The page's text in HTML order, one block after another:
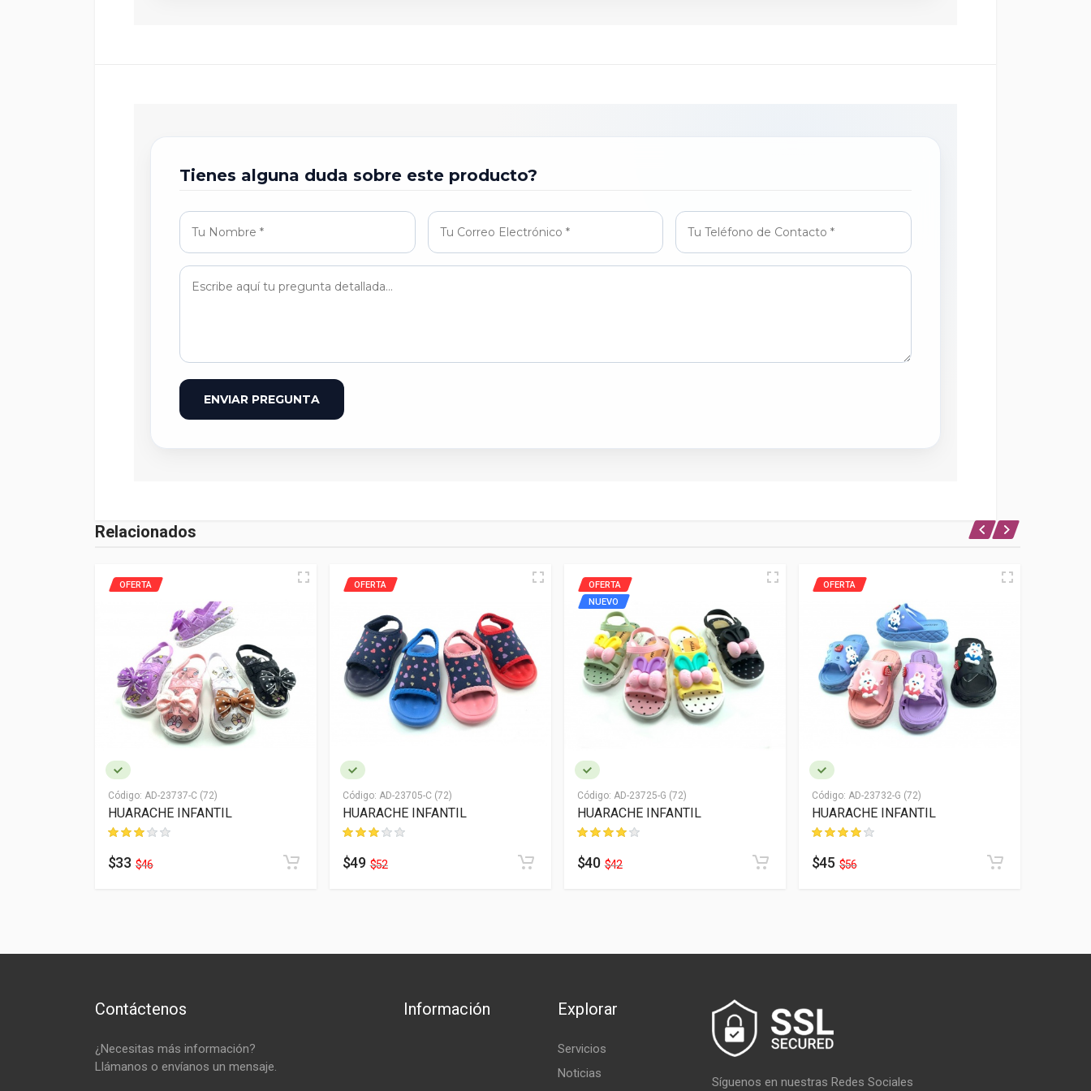
Tienes alguna duda sobre este producto?
ENVIAR PREGUNTA
Relacionados
Código: AD-23737-C (72)
OFERTA
HUARACHE INFANTIL
$33 $46
Código: AD-23705-C (72)
OFERTA
HUARACHE INFANTIL
$49 $52
Código: AD-23725-G (72)
OFERTA
NUEVO
HUARACHE INFANTIL
$40 $42
Código: AD-23732-G (72)
OFERTA
HUARACHE INFANTIL
$45 $56
Contáctenos
¿Necesitas más información?
Llámanos o envíanos un mensaje.
Información Explorar
Servicios
Noticias
Síguenos en nuestras Redes Sociales